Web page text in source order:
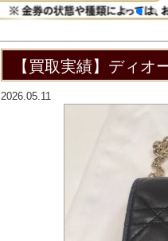
【買取実績】デ
2026.05.11